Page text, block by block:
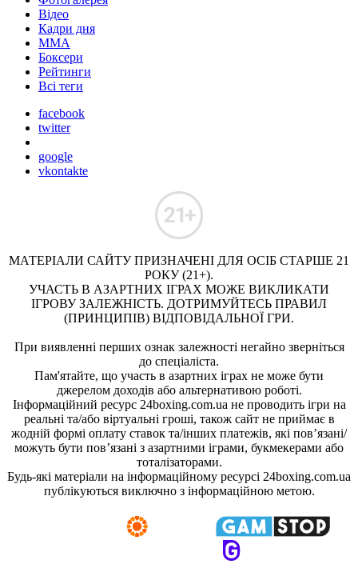
Відео
Кадри дня
ММА
Боксери
Рейтинги
Всі теги
facebook
twitter
google
vkontakte
МАТЕРІАЛИ САЙТУ ПРИЗНАЧЕНІ ДЛЯ ОСІБ СТАРШЕ 21
РОКУ (21+).
УЧАСТЬ В АЗАРТНИХ ІГРАХ МОЖЕ ВИКЛИКАТИ
ІГРОВУ ЗАЛЕЖНІСТЬ. ДОТРИМУЙТЕСЬ ПРАВИЛ
(ПРИНЦИПІВ) ВІДПОВІДАЛЬНОЇ ГРИ.
При виявленні перших ознак залежності негайно зверніться
до спеціаліста.
Пам'ятайте, що участь в азартних іграх не може бути
джерелом доходів або альтернативою роботі.
Інформаційний ресурс 24boxing.com.ua не проводить ігри на
реальні та/або віртуальні гроші, також сайт не приймає в
жодній формі оплату ставок та/інших платежів, які пов’язані/
можуть бути пов’язані з азартними іграми, букмекерами або
тоталізаторами.
Будь-які матеріали на інформаційному ресурсі 24boxing.com.ua
публікуються виключно з інформаційною метою.